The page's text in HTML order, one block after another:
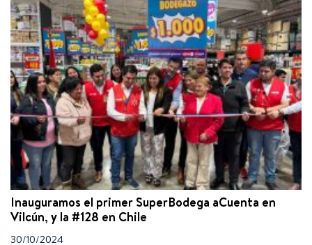
Inauguramos el primer SuperBodega aCuenta en
Vilcún, y la #128 en Chile
30/10/2024